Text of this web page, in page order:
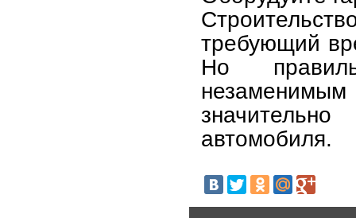
требующий
Но
автомобиля.